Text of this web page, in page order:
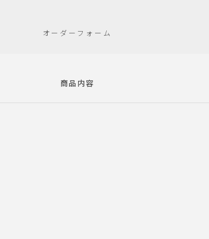
オーダーフォーム
商品内容